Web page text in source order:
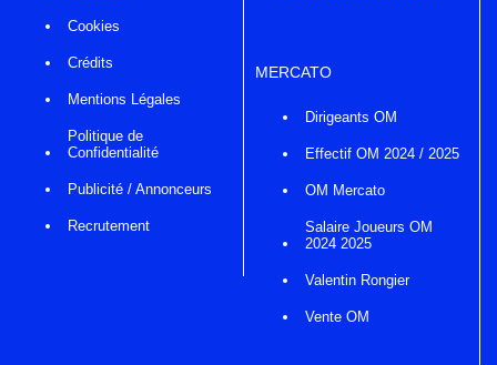
Cookies
Crédits
Mentions Légales
Politique de
Confidentialité
Publicité / Annonceurs
Recrutement
MERCATO
Dirigeants OM
Effectif OM 2024 / 2025
OM Mercato
Salaire Joueurs OM
2024 2025
Valentin Rongier
Vente OM